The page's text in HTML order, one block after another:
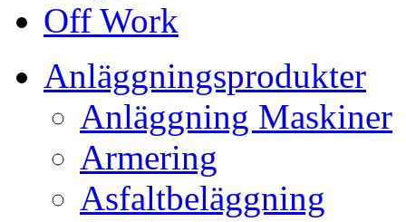
Off Work
Anläggningsprodukter
Anläggning Maskiner
Armering
Asfaltbeläggning